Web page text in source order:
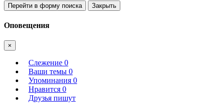
Перейти в форму поиска Закрыть
Оповещения
×
Слежение 0
Ваши темы 0
Упоминания 0
Нравится 0
Друзья пишут